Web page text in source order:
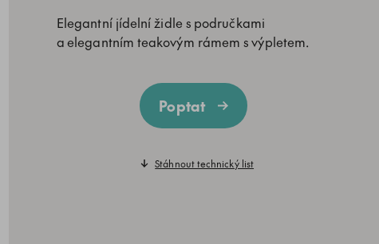
Elegantní jídelní židle s područkami
a elegantním teakovým rámem s výpletem.
Poptat
Stáhnout technický list